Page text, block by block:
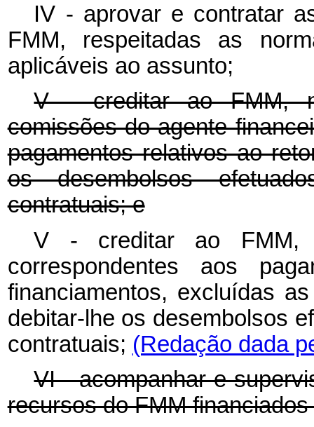
IV - aprovar e contratar
FMM, respeitadas as
aplicáveis ao assunto;
V - creditar ao FMM,
comissões do agente
pagamentos relativos ao
os desembolsos
contratuais; e
V - creditar ao FMM,
correspondentes aos
financiamentos, excluídas
debitar-lhe os desembolsos
contratuais; (Redação dada
VI - acompanhar e
recursos do FMM